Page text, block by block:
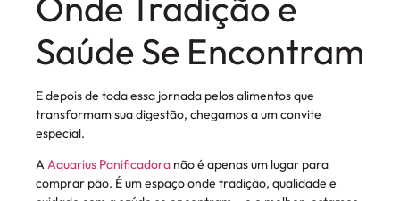
Saúde Se Encontram
E depois de toda essa jornada pelos alimentos que
transformam sua digestão, chegamos a um convite
especial.
AAquarius Panificadora não é apenas um lugar para
comprar pão. É um espaço onde tradição, qualidade e